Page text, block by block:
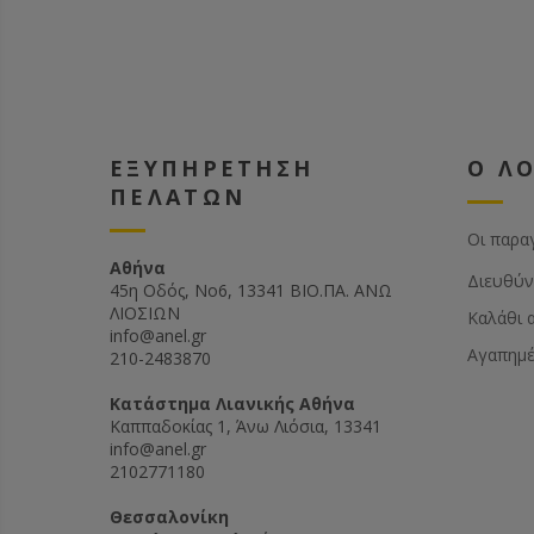
ΕΞΥΠΗΡΕΤΗΣΗ
ΠΕΛΑΤΩΝ
Αθήνα
45η Οδός, Νο6, 13341 ΒΙΟ.ΠΑ. ΑΝΩ
ΛΙΟΣΙΩΝ
info@anel.gr
210-2483870
Kατάστημα Λιανικής Αθήνα
Καππαδοκίας 1, Άνω Λιόσια, 13341
info@anel.gr
2102771180
Θεσσαλονίκη
Ο
Οι
Καλάθι